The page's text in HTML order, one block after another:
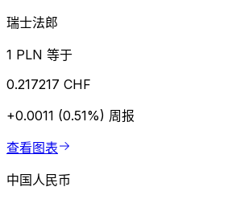
瑞士法郎
1 PLN 等于
0.217217 CHF
+0.0011 (0.51%) 周报
查看图表
中国人民币